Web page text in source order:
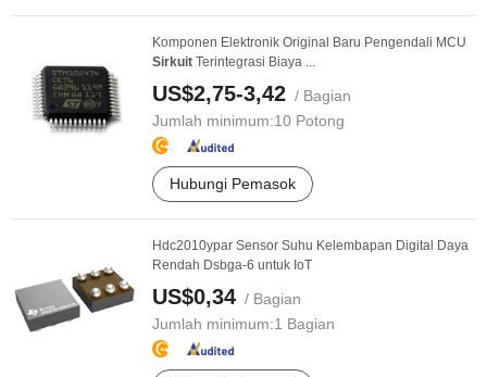
Komponen Elektronik Original Baru Pengendali MCU
Sirkuit Terintegrasi Biaya ...
US$2,75-3,42 / Bagian
Jumlah minimum:10 Potong
Hubungi Pemasok
Hdc2010ypar Sensor Suhu Kelembapan Digital Daya
Rendah Dsbga-6 untuk IoT
US$0,34 / Bagian
Jumlah minimum:1 Bagian